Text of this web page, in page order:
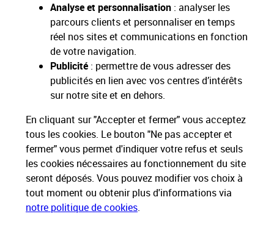
Analyse et personnalisation : analyser les
parcours clients et personnaliser en temps
réel nos sites et communications en fonction
de votre navigation.
Publicité : permettre de vous adresser des
publicités en lien avec vos centres d’intérêts
sur notre site et en dehors.
En cliquant sur "Accepter et fermer" vous acceptez
tous les cookies. Le bouton "Ne pas accepter et
fermer" vous permet d'indiquer votre refus et seuls
les cookies nécessaires au fonctionnement du site
seront déposés. Vous pouvez modifier vos choix à
tout moment ou obtenir plus d'informations via
notre politique de cookies.
Restons connectés
Nos Services
Nos Produits
La Poste vous accompagne